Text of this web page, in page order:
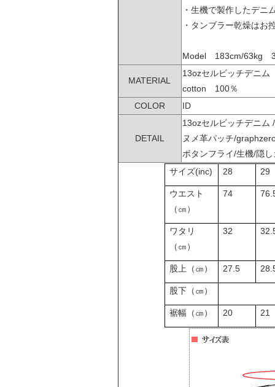
・生機で製作したデニ
・タンブラー乾燥はお
Model 183cm/63kg
MATERIAL
13ozセルビッチデニ
cotton 100％
COLOR
ID
DETAIL
13ozセルビッチデニム
ヌメ革パッチ/
ボタンフライ/生機/隠
サイズ(inc) 28 29
ウエスト
（㎝）
74
ワタリ
（㎝）
32
股上（㎝） 27.5
股下（㎝）
裾幅（㎝） 20 21